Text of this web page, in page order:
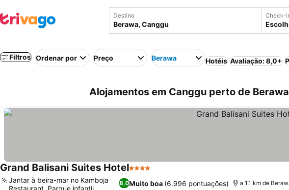
Destino Check-
Filtros Ordenar por Preço Berawa Hotéis Avaliação: 8,0+
Alojamentos em Canggu perto de
Grand Balisani Suites Hotel4 Estrelas
8,0Muito boa (6.996 pontuações)
Jantar à beira-mar no Kamboja
Restaurant, Parque infantil
a 1.1 km de